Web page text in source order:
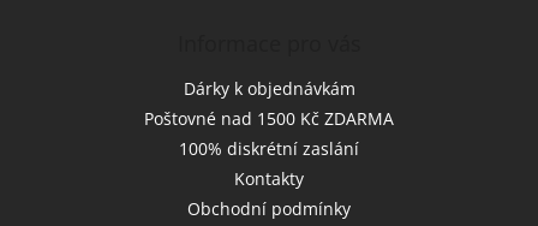
Dárky k objednávkám
Poštovné nad 1500 Kč ZDARMA
100% diskrétní zaslání
Kontakty
Obchodní podmínky